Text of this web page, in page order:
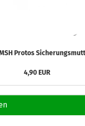
Protos
4,90 EUR